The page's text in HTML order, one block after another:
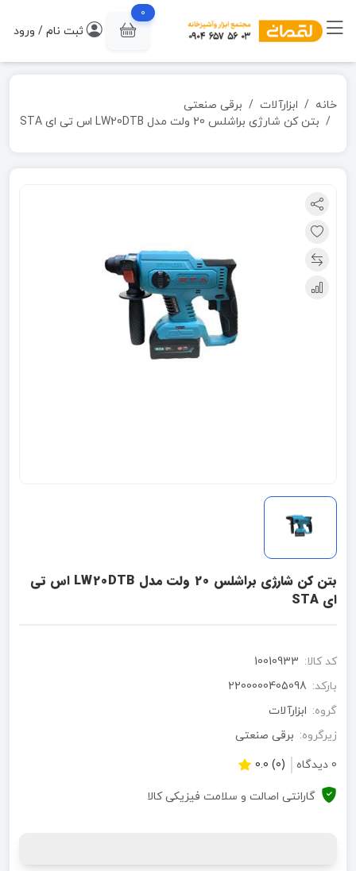
0
ثبت نام / ورود
خانه ابزارآلات
برقی صنعتی
بتن کن شارژی براشلس 20 ولت مدل LW20DTB اس تی ای STA
بتن کن شارژی براشلس 20 ولت مدل LW20DTB اس تی
ای STA
کد کالا: 10010933
بارکد: 2200000405098
گروه: ابزارآلات
زیرگروه: برقی صنعتی
0 دیدگاه
(0) 0.0
گارانتی اصالت و سلامت فیزیکی کالا